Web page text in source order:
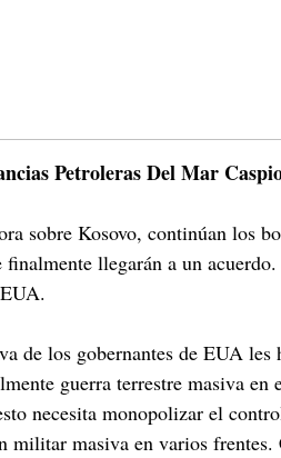
Petroleras Del Mar
sobre Kosovo, continúan los
llegarán a un
de los gobernantes de EUA les
guerra terrestre masiva
necesita monopolizar el
masiva en varios frentes.